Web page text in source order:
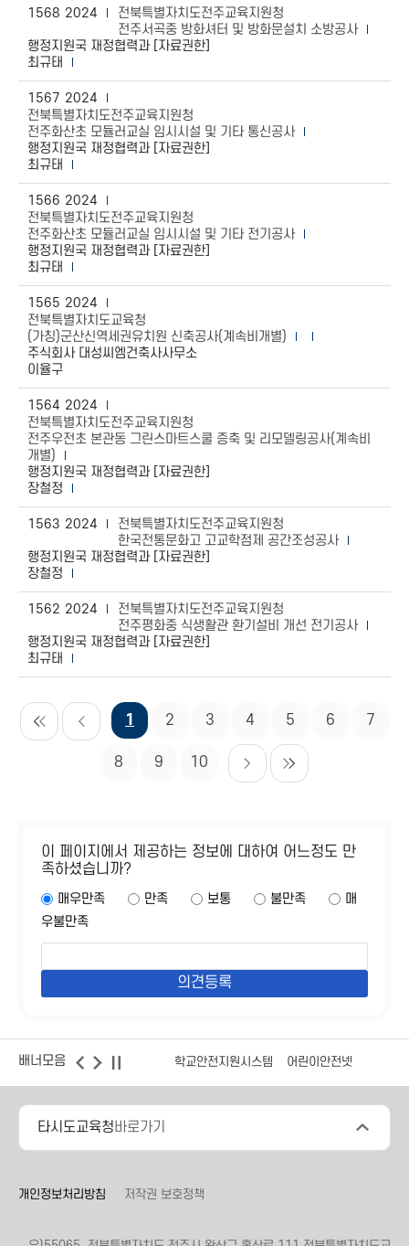
1568 2024
전북특별자치도전주교육지원청
전주서곡중 방화셔터 및 방화문설치 소방공사
행정지원국 재정협력과 [자료권한]
최규태
1567 2024
전북특별자치도전주교육지원청
전주화산초 모듈러교실 임시시설 및 기타 통신공사
행정지원국 재정협력과 [자료권한]
최규태
1566 2024
전북특별자치도전주교육지원청
전주화산초 모듈러교실 임시시설 및 기타 전기공사
행정지원국 재정협력과 [자료권한]
최규태
1565 2024
전북특별자치도교육청
(가칭)군산신역세권유치원 신축공사(계속비개별)
주식회사 대성씨엠건축사사무소
이율구
1564 2024
전북특별자치도전주교육지원청
전주우전초 본관동 그린스마트스쿨 증축 및 리모델링공사(계속비
개별)
행정지원국 재정협력과 [자료권한]
장철정
1563 2024
전북특별자치도전주교육지원청
한국전통문화고 고교학점제 공간조성공사
행정지원국 재정협력과 [자료권한]
장철정
1562 2024
전북특별자치도전주교육지원청
전주평화중 식생활관 환기설비 개선 전기공사
행정지원국 재정협력과 [자료권한]
최규태
1 2 3 4 5 6 7
8 9 10
이 페이지에서 제공하는 정보에 대하여 어느정도 만
족하셨습니까?
매우만족 만족 보통 불만족
매
우불만족
배너모음 학교안전지원시스템 어린이안전넷
타시도교육청 바로가기
개인정보처리방침 저작권 보호정책